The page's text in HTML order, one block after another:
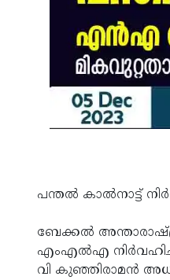
പന്തൽ കാൽനാട്ട്
ബേക്കൽ
എംഎൽഎ
വി കുഞ്ഞിരാമൻ